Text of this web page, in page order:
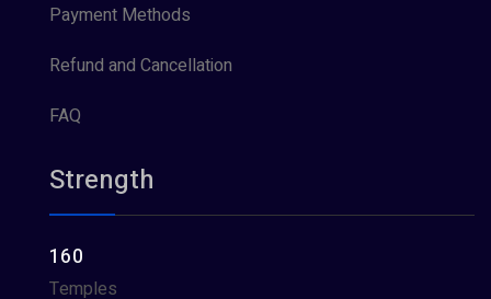
Payment Methods
Refund and Cancellation
FAQ
Strength
160
Temples